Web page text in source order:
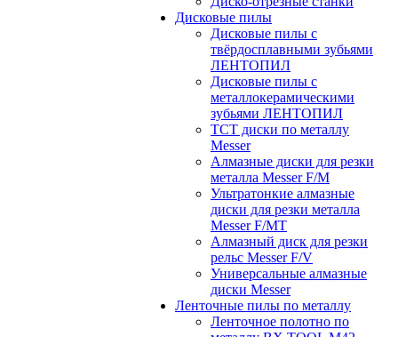
Дисковые пилы
Дисковые пилы с
твёрдосплавными зубьями
ЛЕНТОПИЛ
Дисковые пилы с
металлокерамическими
зубьями ЛЕНТОПИЛ
ТСТ диски по металлу
Messer
Алмазные диски для резки
металла Messer F/M
Ультратонкие алмазные
диски для резки металла
Messer F/MT
Алмазный диск для резки
рельс Messer F/V
Универсальные алмазные
диски Messer
Ленточные пилы по металлу
Ленточное полотно по